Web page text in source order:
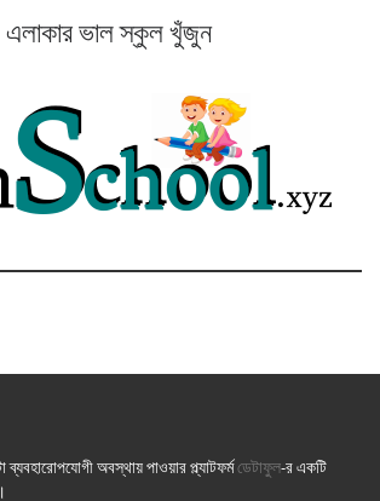
এলাকার ভাল স্কুল খুঁজুন
ব্যবহারোপযোগী অবস্থায় পাওয়ার প্ল্যাটফর্মডেটাফুল-র একটি